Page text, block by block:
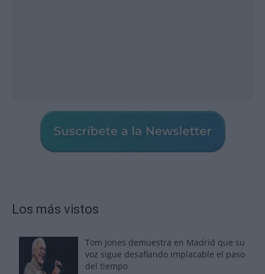
Los más vistos
Tom Jones demuestra en Madrid que su
voz sigue desafiando implacable el paso
del tiempo